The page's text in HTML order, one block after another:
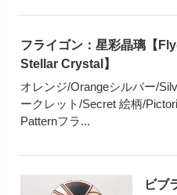
フライゴン：星彩晶璃【
Stellar Crystal】
オレンジ/Orangeシルバー/
ークレット/Secret 絵柄/
Patternフラ...
ビブ